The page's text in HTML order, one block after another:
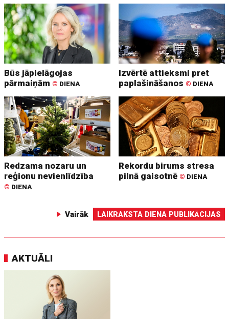
Būs jāpielāgojas
pārmaiņām © DIENA
Izvērtē attieksmi pret
paplašināšanos © DIENA
Redzama nozaru un
reģionu nevienlīdzība
© DIENA
Rekordu birums stresa
pilnā gaisotnē © DIENA
Vairāk LAIKRAKSTA DIENA PUBLIKĀCIJAS
AKTUĀLI